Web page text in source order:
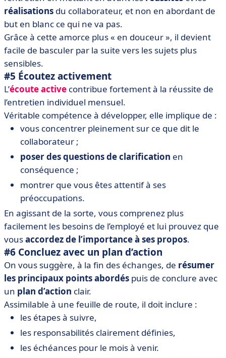
réalisations du collaborateur, et non en abordant de
but en blanc ce qui ne va pas.
Grâce à cette amorce plus « en douceur », il devient
facile de basculer par la suite vers les sujets plus
sensibles.
#5 Écoutez activement
L’écoute active contribue fortement à la réussite de
l’entretien individuel mensuel.
Véritable compétence à développer, elle implique de :
vous concentrer pleinement sur ce que dit le
collaborateur ;
poser des questions de clarification en
conséquence ;
montrer que vous êtes attentif à ses
préoccupations.
En agissant de la sorte, vous comprenez plus
facilement les besoins de l’employé et lui prouvez que
vousaccordez de l’importance à ses propos.
#6 Concluez avec un plan d’action
On vous suggère, à la fin des échanges, de résumer
les principaux points abordés puis de conclure avec
un plan d’action clair.
Assimilable à une feuille de route, il doit inclure :
les étapes à suivre,
les responsabilités clairement définies,
les échéances pour le mois à venir.